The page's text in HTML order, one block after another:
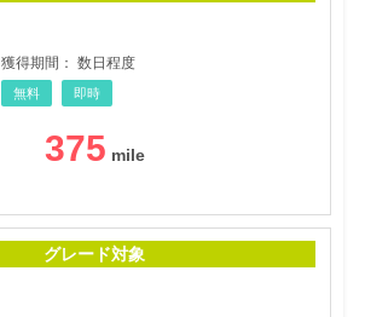
獲得期間： 数日程度
無料 即時
375
グレード対象